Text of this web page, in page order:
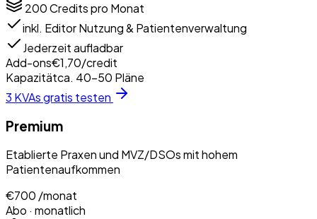
200 Creditspro Monat
inkl. Editor Nutzung & Patientenverwaltung
Jederzeit aufladbar
Add-ons€1,70/credit
Kapazitätca. 40–50 Pläne
3 KVAs gratis testen
Premium
Etablierte Praxen und MVZ/DSOs mit hohem
Patientenaufkommen
€700 /monat
Abo · monatlich